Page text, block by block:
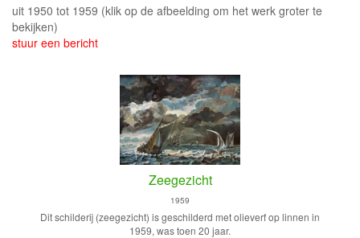
uit 1950 tot 1959 (klik op de afbeelding om het werk groter te
bekijken)
stuur een bericht
Zeegezicht
1959
Dit schilderij (zeegezicht) is geschilderd met olieverf op linnen in
1959, was toen 20 jaar.